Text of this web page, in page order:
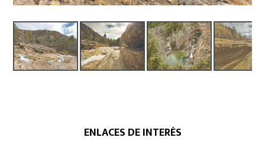
ENLACES DE INTERÉS